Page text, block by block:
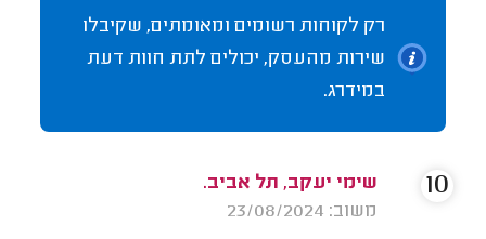
רק לקוחות רשומים ומאומתים, שקיבלו
שירות מהעסק, יכולים לתת חוות דעת
במידרג.
שימי יעקב, תל אביב.
משוב: 23/08/2024
10